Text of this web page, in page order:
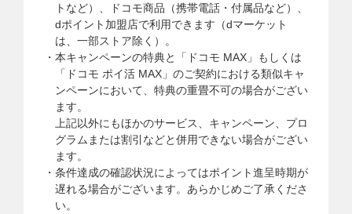
トなど）、ドコモ商品（携帯電話・付属品など）、
dポイント加盟店で利用できます（dマーケット
は、一部ストア除く）。
本キャンペーンの特典と「ドコモ MAX」もしくは
「ドコモ ポイ活 MAX」のご契約における類似キャ
ンペーンにおいて、特典の重畳不可の場合がござい
ます。
上記以外にもほかのサービス、キャンペーン、プロ
グラムまたは割引などと併用できない場合がござい
ます。
条件達成の確認状況によってはポイント進呈時期が
遅れる場合がございます。あらかじめご了承くださ
い。